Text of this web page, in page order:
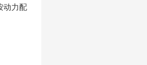
动力配